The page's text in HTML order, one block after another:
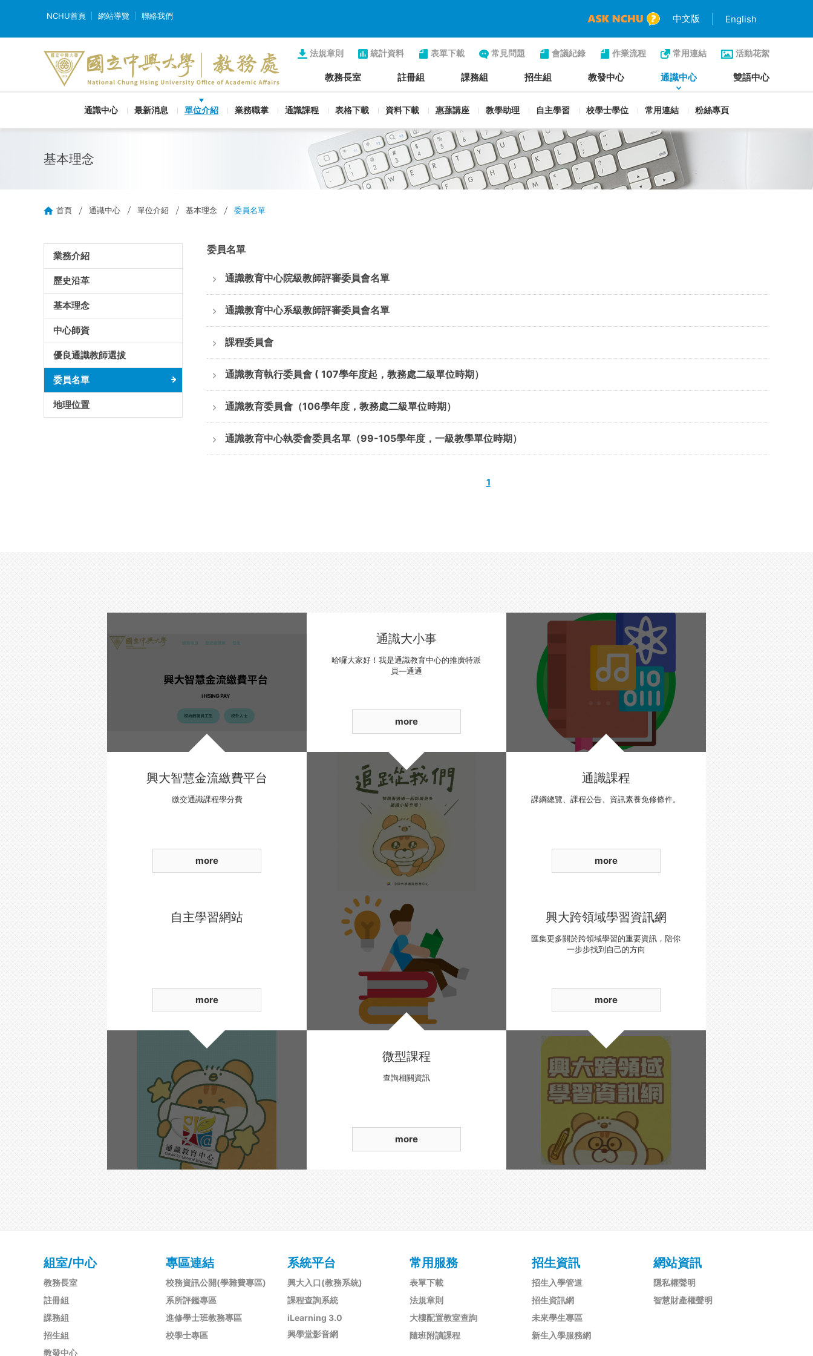
NCHU首頁 網站導覽 聯絡我們 中文版 English
法規章則 統計資料 表單下載 常見問題 會議紀錄 作業流程 常用連結 活動花絮
教務長室 註冊組 課務組 招生組 教發中心 通識中心
通識中心 最新消息 單位介紹 業務職掌 通識課程 表格下載 資料下載 惠蓀講座 教學助理 自主學習 校學士學位 常用連結 粉絲專頁
雙語中心
基本理念
首頁 通識中心 單位介紹 基本理念 委員名單
業務介紹
歷史沿革
基本理念
中心師資
優良通識教師選拔
委員名單
地理位置
委員名單
通識教育中心院級教師評審委員會名單
通識教育中心系級教師評審委員會名單
課程委員會
通識教育執行委員會 ( 107學年度起，教務處二級單位時期）
通識教育委員會（106學年度，教務處二級單位時期）
通識教育中心執委會委員名單（99-105學年度，一級教學單位時期）
1
興大智慧金流繳費平台
繳交通識課程學分費
more
通識大小事
哈囉大家好！我是通識教育中心的推廣特派
員—通通
more
通識課程
課綱總覽、課程公告、資訊素養免修條件。
more
自主學習網站
more
微型課程
查詢相關資訊
more
興大跨領域學習資訊網
匯集更多關於跨領域學習的重要資訊，陪你
一步步找到自己的方向
more
組室/中心
教務長室
註冊組
課務組
招生組
教發中心
專區連結
校務資訊公開(學雜費專區)
系所評鑑專區
進修學士班教務專區
校學士專區
系統平台
興大入口(教務系統)
課程查詢系統
iLearning 3.0
興學堂影音網
常用服務
表單下載
法規章則
大樓配置教室查詢
隨班附讀課程
招生資訊
招生入學管道
招生資訊網
未來學生專區
新生入學服務網
網站資訊
隱私權聲明
智慧財產權聲明